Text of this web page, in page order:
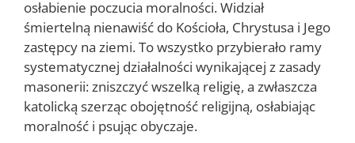
osłabienie poczucia moralności. Widział
śmiertelną nienawiść do Kościoła, Chrystusa i Jego
zastępcy na ziemi. To wszystko przybierało ramy
systematycznej działalności wynikającej z zasady
masonerii: zniszczyć wszelką religię, a zwłaszcza
katolicką szerząc obojętność religijną, osłabiając
moralność i psując obyczaje.